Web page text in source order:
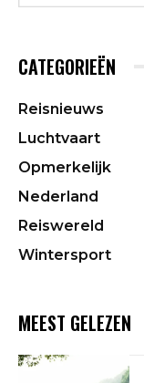
CATEGORIEËN
Reisnieuws
Luchtvaart
Opmerkelijk
Nederland
Reiswereld
Wintersport
MEEST GELEZEN